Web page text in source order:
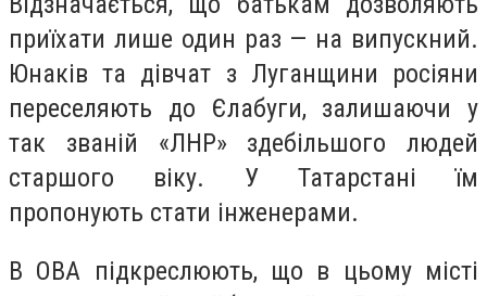
приїхати лише один раз — на випускний.
Юнаків та дівчат з Луганщини росіяни
переселяють до Єлабуги, залишаючи у
так званій «ЛНР» здебільшого людей
старшого віку. У Татарстані їм
пропонують стати інженерами.
В ОВА підкреслюють, що в цьому місті